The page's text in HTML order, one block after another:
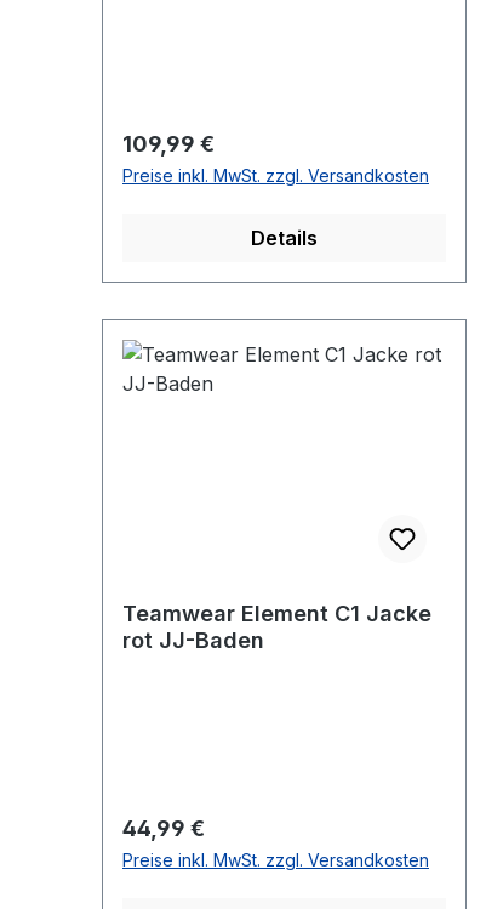
Regulärer Preis:
109,99 €
Preise inkl. MwSt. zzgl. Versandkosten
Details
Teamwear Element C1 Jacke
rot JJ-Baden
Regulärer Preis:
44,99 €
Preise inkl. MwSt. zzgl. Versandkosten